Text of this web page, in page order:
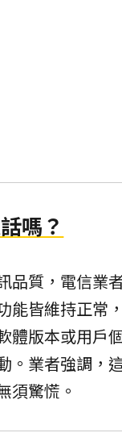
嗎？
品質，電信業
能皆維持正常
體版本或用戶
。業者強調，
須驚慌。